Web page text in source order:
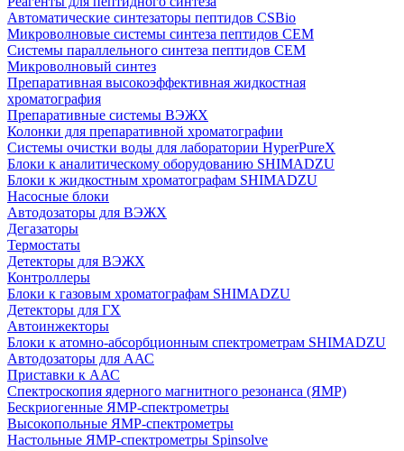
Автоматические синтезаторы пептидов CSBio
Микроволновые системы синтеза пептидов CEM
Системы параллельного синтеза пептидов CEM
Микроволновый синтез
Препаративная высокоэффективная жидкостная
хроматография
Препаративные системы ВЭЖХ
Колонки для препаративной хроматографии
Системы очистки воды для лаборатории HyperPureX
Блоки к аналитическому оборудованию SHIMADZU
Блоки к жидкостным хроматографам SHIMADZU
Насосные блоки
Автодозаторы для ВЭЖХ
Дегазаторы
Термостаты
Детекторы для ВЭЖХ
Контроллеры
Блоки к газовым хроматографам SHIMADZU
Детекторы для ГХ
Автоинжекторы
Блоки к атомно-абсорбционным спектрометрам SHIMADZU
Автодозаторы для ААС
Приставки к ААС
Спектроскопия ядерного магнитного резонанса (ЯМР)
Бескриогенные ЯМР‑спектрометры
Высокопольные ЯМР‑спектрометры
Настольные ЯМР‑спектрометры Spinsolve